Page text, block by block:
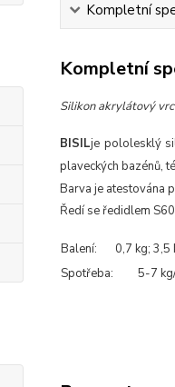
Kompletní
Kompletní
Silikon akrylátový
BISILje pololesklý
plaveckých bazénů,
Barva je atestována
Ředí se ředidlem
Balení:
0,7 kg; 3,5
Spotřeba:
5-7